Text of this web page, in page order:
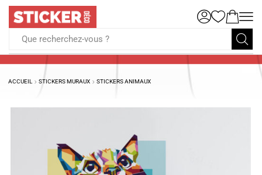
Que recherchez-vous ?
ACCUEIL STICKERS MURAUX STICKERS ANIMAUX